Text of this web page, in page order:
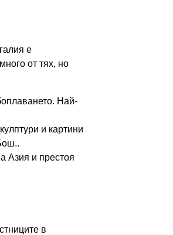
е
от тях, но
Най-
и картини
Азия и престоя
в